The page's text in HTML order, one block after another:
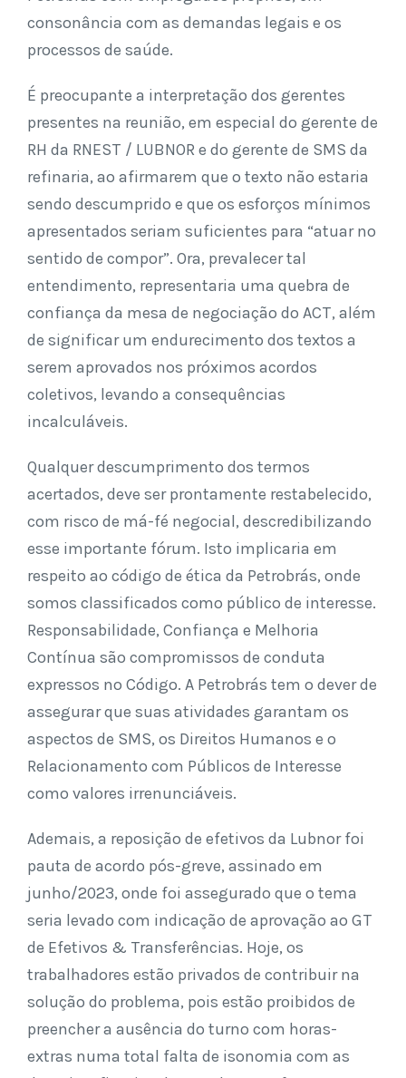
consonância com as demandas legais e os
processos de saúde.
É preocupante a interpretação dos gerentes
presentes na reunião, em especial do gerente de
RH da RNEST / LUBNOR e do gerente de SMS da
refinaria, ao afirmarem que o texto não estaria
sendo descumprido e que os esforços mínimos
apresentados seriam suficientes para “atuar no
sentido de compor”. Ora, prevalecer tal
entendimento, representaria uma quebra de
confiança da mesa de negociação do ACT, além
de significar um endurecimento dos textos a
serem aprovados nos próximos acordos
coletivos, levando a consequências
incalculáveis.
Qualquer descumprimento dos termos
acertados, deve ser prontamente restabelecido,
com risco de má-fé negocial, descredibilizando
esse importante fórum. Isto implicaria em
respeito ao código de ética da Petrobrás, onde
somos classificados como público de interesse.
Responsabilidade, Confiança e Melhoria
Contínua são compromissos de conduta
expressos no Código. A Petrobrás tem o dever de
assegurar que suas atividades garantam os
aspectos de SMS, os Direitos Humanos e o
Relacionamento com Públicos de Interesse
como valores irrenunciáveis.
Ademais, a reposição de efetivos da Lubnor foi
pauta de acordo pós-greve, assinado em
junho/2023, onde foi assegurado que o tema
seria levado com indicação de aprovação ao GT
de Efetivos & Transferências. Hoje, os
trabalhadores estão privados de contribuir na
solução do problema, pois estão proibidos de
preencher a ausência do turno com horas-
extras numa total falta de isonomia com as